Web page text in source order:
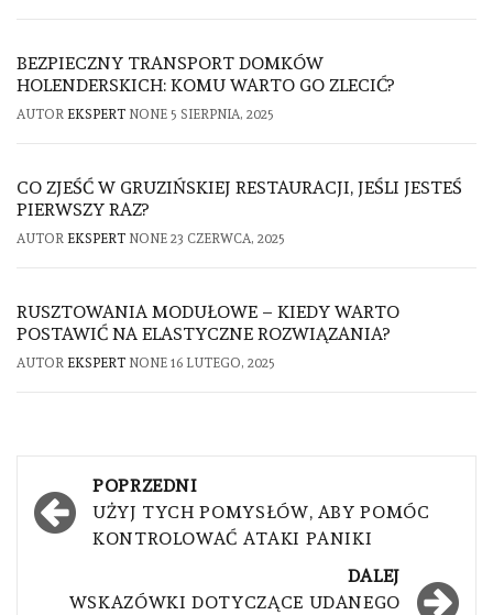
BEZPIECZNY TRANSPORT DOMKÓW
HOLENDERSKICH: KOMU WARTO GO ZLECIĆ?
AUTOR EKSPERT NONE 5 SIERPNIA, 2025
CO ZJEŚĆ W GRUZIŃSKIEJ RESTAURACJI, JEŚLI JESTEŚ
PIERWSZY RAZ?
AUTOR EKSPERT NONE 23 CZERWCA, 2025
RUSZTOWANIA MODUŁOWE – KIEDY WARTO
POSTAWIĆ NA ELASTYCZNE ROZWIĄZANIA?
AUTOR EKSPERT NONE 16 LUTEGO, 2025
Nawigacja
wpisu
POPRZEDNI
UŻYJ TYCH POMYSŁÓW, ABY POMÓC
KONTROLOWAĆ ATAKI PANIKI
DALEJ
WSKAZÓWKI DOTYCZĄCE UDANEGO